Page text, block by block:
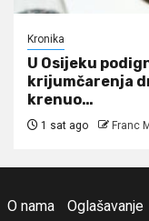
Kronika
U Osijeku
krijumčarenja
krenuo…
1 sat ago Franc
O nama Oglašavanje